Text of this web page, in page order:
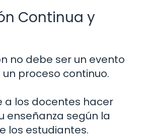
Continua y
no debe ser un evento
proceso continuo.
a los docentes hacer
enseñanza según la
los estudiantes.